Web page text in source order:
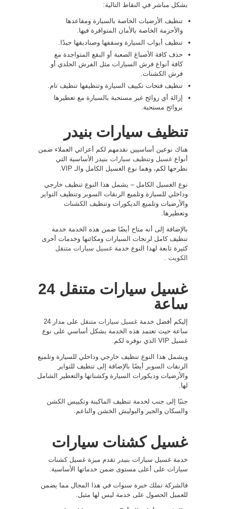
بشكل مباشر في النقاط التالية:
تنظيف الأرضيات الخاصة بالسيارة ومقاعدها
والأحزمة الخاصة بالأمان المتوافرة فيها.
تنظيف أبواب السيارة وسقفها وصناديقها جيدًا.
حذف كافة الأصباغ الصعبة أو البقع المتواجدة مع
كافة أنواع فرش السيارات مثل الفرش الجلدي أو
فرش الكشنات.
تنظيف فتحات تكييف السيارة وتنظيفها تنظيف تام.
إزالة أي روائح غير مستحبة بالسيارة مع تعطيرها
بروائح مستحبة.
تنظيف سيارات بنيدر
هناك نوعين أساسيين نقدمهم لكم أعزائي العملاء ضمن
أنواع غسيل وتنظيف سيارات بنيدر الأساسية التي
نطرحها لكم، وهما نوع الغسيل الكامل والـ VIP.
نوع الغسيل الكامل – يشمل هذا النوع تنظيف خارجي
وداخلي للسيارة وتلميع الرنقات السوبر وتنظيف التواير
والأرضيات وتلميع الديكورات وتنظيف الكشنات
وتعطيرها.
بالإضافة إلى أنه متاح أيضًا ضمن هذه الخدمة خدمة
تنظيف كامل لرنجات السيارات ومكائنها وخدمات أخرى
كثيرة تابعة لهذا النوع خدمة غسيل سيارات متنقل
الكويت
غسيل سيارات متنقل 24
ساعة
إليكم أفضل خدمة غسيل سيارات متنقل
على مدار 24
ساعة حيث تعتمد هذه الخدمة بشكل أساسي على نوع
غسيل VIP الذي نوفره لكم.
ويشمل هذا النوع تنظيف خارجي وداخلي للسيارة وتلميع
الرنقات السوبر أيضًا بالإضافة إلى تنظيف للتواير
والأرضيات وديكورات السيارة وكشناتها والتعطير الشامل
لها.
جنبًا إلى جنب لخدمة تنظيف الماكينة وتكييس الكشن
والسكان والجير والبوليش الخشن والناعم.
غسيل كشنات سيارات
خدمة غسيل سيارات بنيدر تقدم ميزة غسيل كشنات
سيارات على أعلى مستوى ضمن خدماتها الأساسية.
فالشركة تملك خبرة سنوات في هذا المجال مما يضمن
للعميل الحصول على خدمة ليس لها مثيل.